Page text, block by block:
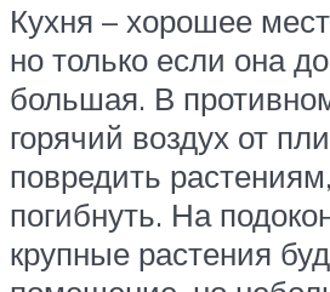
Кухня – хорошее
но только если она
большая. В
горячий воздух от
повредить
погибнуть. На
крупные растения